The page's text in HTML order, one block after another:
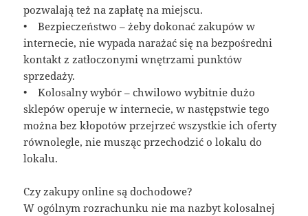
pozwalają też na zapłatę na miejscu.
• Bezpieczeństwo – żeby dokonać zakupów w
internecie, nie wypada narażać się na bezpośredni
kontakt z zatłoczonymi wnętrzami punktów
sprzedaży.
• Kolosalny wybór – chwilowo wybitnie dużo
sklepów operuje w internecie, w następstwie tego
można bez kłopotów przejrzeć wszystkie ich oferty
równolegle, nie musząc przechodzić o lokalu do
lokalu.
Czy zakupy online są dochodowe?
W ogólnym rozrachunku nie ma nazbyt kolosalnej